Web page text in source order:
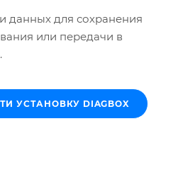
данных для сохранения
или передачи в
УСТАНОВКУ DIAGBOX